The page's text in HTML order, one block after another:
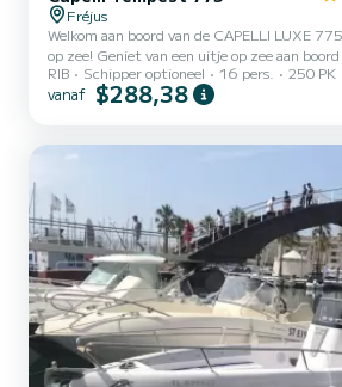
Fréjus
Welkom aan boord van de CAPELLI LUXE
op zee! Geniet van een uitje op zee aan
LUXE 775, een moderne en elegante boot,
zonnige dag met vrienden of familie. Deze
huren (tarief op aanvraag) - **Brandstof
RIB Schipper optioneel 16 pers. 250 PK
vanaf $288,38